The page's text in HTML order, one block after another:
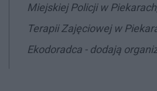
Miejskiej Policji w
Terapii Zajęciowej w
Ekodoradca - dodają